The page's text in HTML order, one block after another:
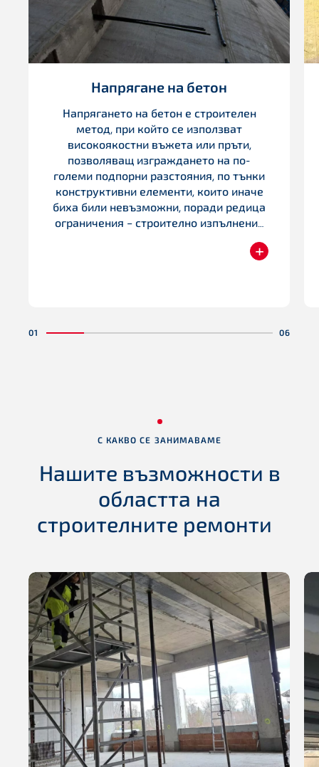
Напрягане на бетон
Напрягането на бетон е строителен
метод, при който се използват
високоякостни въжета или пръти,
позволяващ изграждането на по-
големи подпорни разстояния, по тънки
конструктивни елементи, които иначе
биха били невъзможни, поради редица
ограничения – строително изпълнение
или архитектурни цели. Напрягането на
началото на 20-те години на XX век.
+
С КАКВО СЕ ЗАНИМАВАМЕ
Нашите възможности в
областта на
строителните ремонти